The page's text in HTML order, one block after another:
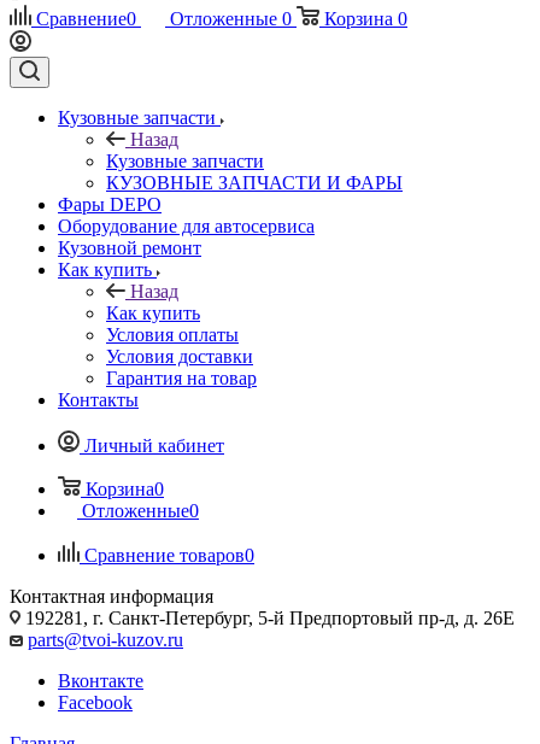
Сравнение0 Отложенные 0 Корзина 0
Кузовные запчасти
Назад
Кузовные запчасти
КУЗОВНЫЕ ЗАПЧАСТИ И ФАРЫ
Фары DEPO
Оборудование для автосервиса
Кузовной ремонт
Как купить
Назад
Как купить
Условия оплаты
Условия доставки
Гарантия на товар
Контакты
Личный кабинет
Корзина0
Отложенные0
Сравнение товаров0
Контактная информация
192281, г. Санкт-Петербург, 5-й Предпортовый пр-д, д. 26Е
parts@tvoi-kuzov.ru
Вконтакте
Facebook